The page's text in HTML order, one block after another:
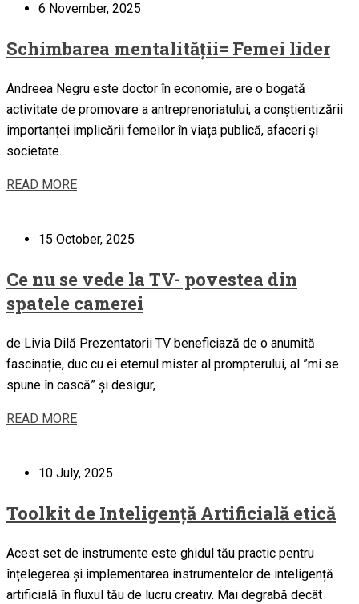
6 November, 2025
Schimbarea mentalității= Femei lider
Andreea Negru este doctor în economie, are o bogată
activitate de promovare a antreprenoriatului, a conștientizării
importanței implicării femeilor în viața publică, afaceri și
societate.
READ MORE
15 October, 2025
Ce nu se vede la TV- povestea din
spatele camerei
de Livia Dilă Prezentatorii TV beneficiază de o anumită
fascinație, duc cu ei eternul mister al prompterului, al ”mi se
spune în cască” și desigur,
READ MORE
10 July, 2025
Toolkit de Inteligență Artificială etică
Acest set de instrumente este ghidul tău practic pentru
înțelegerea și implementarea instrumentelor de inteligență
artificială în fluxul tău de lucru creativ. Mai degrabă decât